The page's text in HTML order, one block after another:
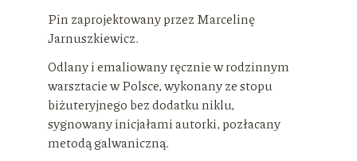
Pin zaprojektowany przez Marcelinę
Jarnuszkiewicz.
Odlany i emaliowany ręcznie w rodzinnym
warsztacie w Polsce, wykonany ze stopu
biżuteryjnego bez dodatku niklu,
sygnowany inicjałami autorki, pozłacany
metodą galwaniczną.